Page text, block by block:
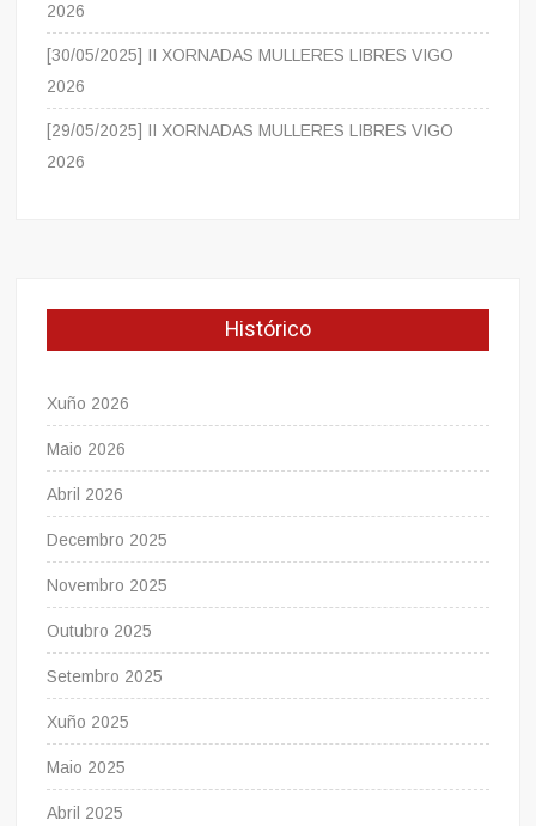
2026
[30/05/2025] II XORNADAS MULLERES LIBRES VIGO
2026
[29/05/2025] II XORNADAS MULLERES LIBRES VIGO
2026
Histórico
Xuño 2026
Maio 2026
Abril 2026
Decembro 2025
Novembro 2025
Outubro 2025
Setembro 2025
Xuño 2025
Maio 2025
Abril 2025